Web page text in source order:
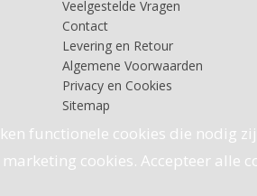
functionele cookies die nodig
marketing cookies. Accepteer alle
Veelgestelde Vragen
Contact
Levering en Retour
Algemene Voorwaarden
Privacy en Cookies
Sitemap